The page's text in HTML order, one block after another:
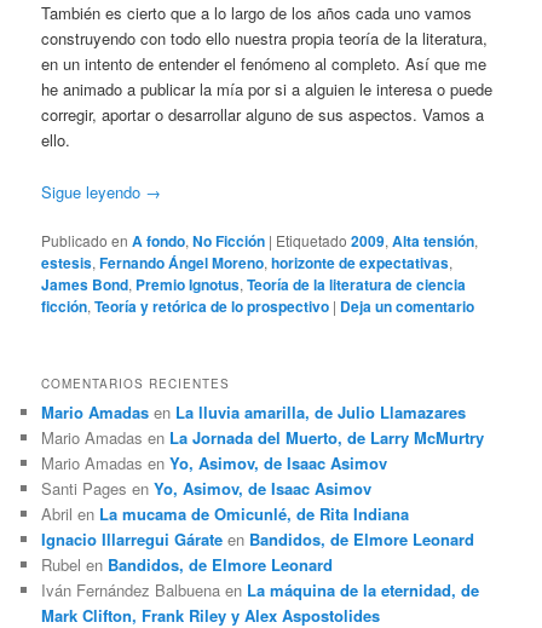
También es cierto que a lo largo de los años cada uno vamos
construyendo con todo ello nuestra propia teoría de la literatura,
en un intento de entender el fenómeno al completo. Así que me
he animado a publicar la mía por si a alguien le interesa o puede
corregir, aportar o desarrollar alguno de sus aspectos. Vamos a
ello.
Sigue leyendo →
Publicado en A fondo,No Ficción | Etiquetado 2009,Alta tensión,
estesis,Fernando Ángel Moreno,horizonte de expectativas,
James Bond, Premio Ignotus,Teoría de la literatura de ciencia
ficción,Teoría y retórica de lo prospectivo | Deja un comentario
COMENTARIOS RECIENTES
Mario Amadas en La lluvia amarilla, de Julio Llamazares
Mario Amadas en La Jornada del Muerto, de Larry McMurtry
Mario Amadas enYo, Asimov, de Isaac Asimov
Santi Pages enYo, Asimov, de Isaac Asimov
Abril en La mucama de Omicunlé, de Rita Indiana
Ignacio Illarregui Gárate en Bandidos, de Elmore Leonard
Rubel en Bandidos, de Elmore Leonard
Iván Fernández Balbuena en La máquina de la eternidad, de
Mark Clifton, Frank Riley y Alex Aspostolides